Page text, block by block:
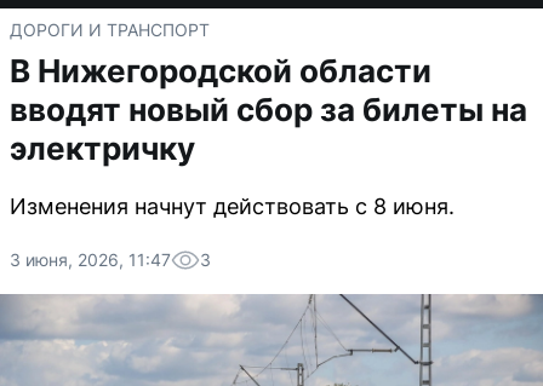
ДОРОГИ И ТРАНСПОРТ
В Нижегородской области
вводят новый сбор за билеты на
электричку
Изменения начнут действовать с 8 июня.
3 июня, 2026, 11:47 3